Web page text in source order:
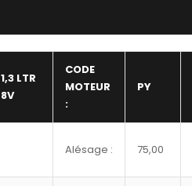
1,3 LTR
8V
CODE
MOTEUR
:
PY
Alésage : 75,00